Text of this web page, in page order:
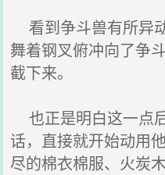
看到争斗兽有所异
舞着钢叉俯冲向了争
截下来。
也正是明白这一点
话，直接就开始动用
尽的棉衣棉服、火炭